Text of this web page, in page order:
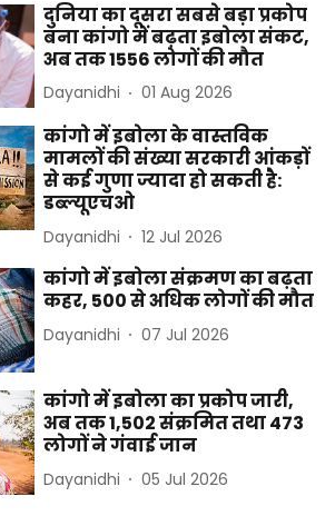
दुनिया का दूसरा सबसे बड़ा प्रकोप
बना कांगो में बढ़ता इबोला संकट,
अब तक 1556 लोगों की मौत
Dayanidhi 01 Aug 2026
कांगो में इबोला के वास्तविक
मामलों की संख्या सरकारी आंकड़ों
से कई गुणा ज्यादा हो सकती है:
डब्ल्यूएचओ
Dayanidhi 12 Jul 2026
कांगो में इबोला संक्रमण का बढ़ता
कहर, 500 से अधिक लोगों की मौत
Dayanidhi 07 Jul 2026
कांगो में इबोला का प्रकोप जारी,
अब तक 1,502 संक्रमित तथा 473
लोगों ने गंवाई जान
Dayanidhi 05 Jul 2026